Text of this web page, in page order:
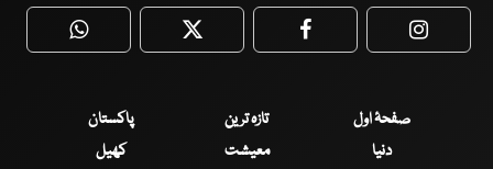
WhatsApp Twitter Facebook
صفحۂ اول تازہ ترین
پاکستان
دنیا
معیشت کھیل